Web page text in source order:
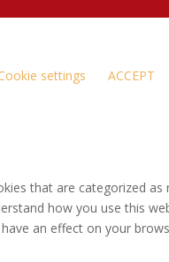
settings
ACCEPT
that are categorized
how you use this
an effect on your